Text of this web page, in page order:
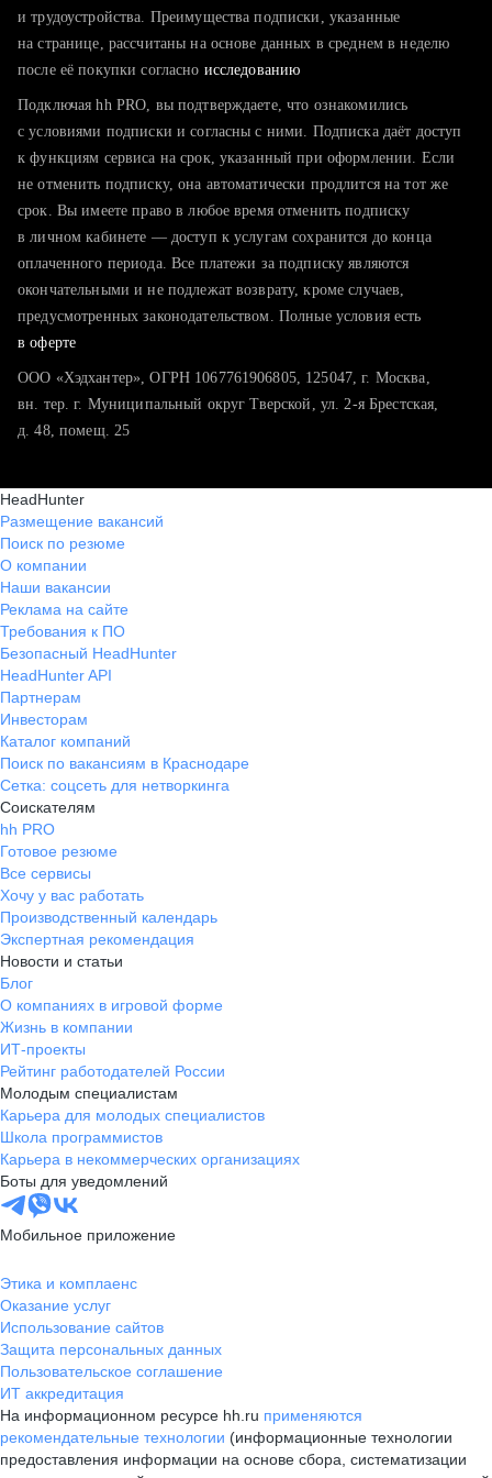
тратите много времени на поиск и вручную поднимаете
хотите сравнить себя с конкурентами и оценить шансы
и трудоустройства. Преимущества подписки, указанные
на странице, рассчитаны на основе данных в среднем в неделю
после её покупки согласно исследованию
Подключая hh PRO, вы подтверждаете, что ознакомились
с условиями подписки и согласны с ними. Подписка даёт доступ
к функциям сервиса на срок, указанный при оформлении. Если
не отменить подписку, она автоматически продлится на тот же
срок. Вы имеете право в любое время отменить подписку
в личном кабинете — доступ к услугам сохранится до конца
оплаченного периода. Все платежи за подписку являются
окончательными и не подлежат возврату, кроме случаев,
предусмотренных законодательством. Полные условия есть
в оферте
ООО «Хэдхантер», ОГРН 1067761906805, 125047, г. Москва,
вн. тер. г. Муниципальный округ Тверской, ул. 2-я Брестская,
д. 48, помещ. 25
HeadHunter
Размещение вакансий
Поиск по резюме
О компании
Наши вакансии
Реклама на сайте
Требования к ПО
Безопасный HeadHunter
HeadHunter API
Партнерам
Инвесторам
Каталог компаний
Поиск по вакансиям в Краснодаре
Сетка: соцсеть для нетворкинга
Соискателям
hh PRO
Готовое резюме
Все сервисы
Хочу у вас работать
Производственный календарь
Экспертная рекомендация
Новости и статьи
Блог
О компаниях в игровой форме
Жизнь в компании
ИТ-проекты
Рейтинг работодателей России
Молодым специалистам
Карьера для молодых специалистов
Школа программистов
Карьера в некоммерческих организациях
Боты для уведомлений
Мобильное приложение
Этика и комплаенс
Оказание услуг
Использование сайтов
Защита персональных данных
Пользовательское соглашение
ИТ аккредитация
На информационном ресурсе hh.ru применяются
рекомендательные технологии (информационные технологии
предоставления информации на основе сбора, систематизации